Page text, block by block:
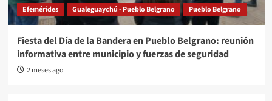
Efemérides Gualeguaychú - Pueblo Belgrano Pueblo Belgrano
Fiesta del Día de la Bandera en Pueblo Belgrano: reunión
informativa entre municipio y fuerzas de seguridad
2 meses ago